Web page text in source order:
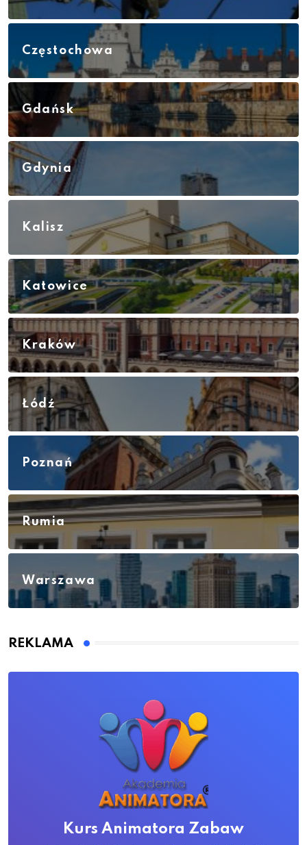
Częstochowa
Gdańsk
Gdynia
Kalisz
Katowice
Kraków
Łódź
Poznań
Rumia
Warszawa
REKLAMA
Kurs Animatora Zabaw